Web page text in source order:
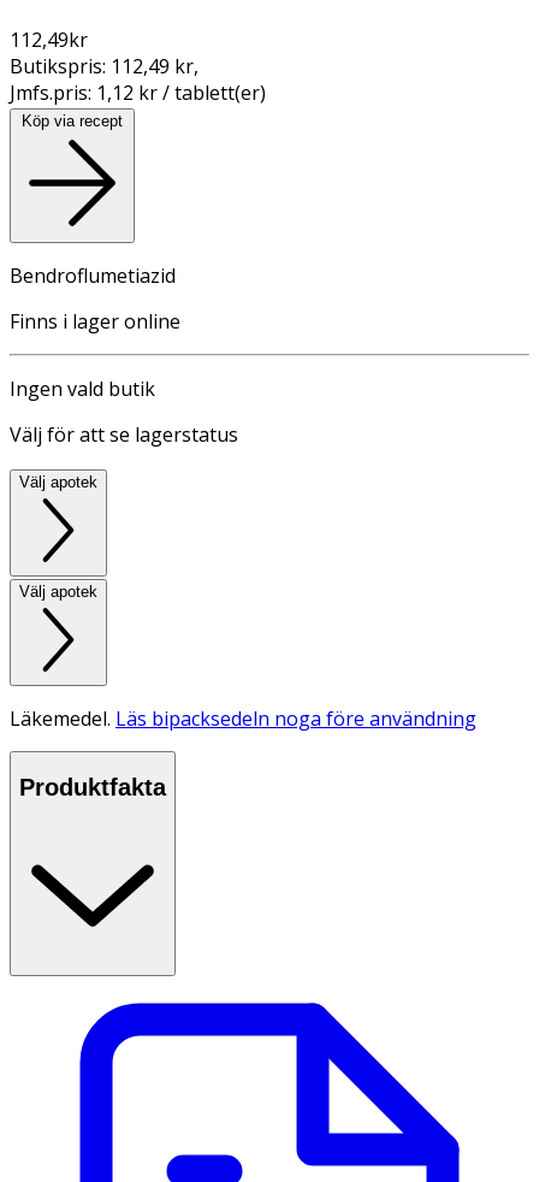
112,49kr
Butikspris: 112,49 kr,
Jmfs.pris: 1,12 kr / tablett(er)
Köp via recept
Bendroflumetiazid
Finns i lager online
Ingen vald butik
Välj för att se lagerstatus
Välj apotek
Välj apotek
Läkemedel. Läs bipacksedeln noga före användning
Produktfakta